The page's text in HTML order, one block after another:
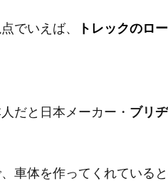
でいえば、 トレックのロ
だと日本メーカー・ ブリ
車体を作ってくれている